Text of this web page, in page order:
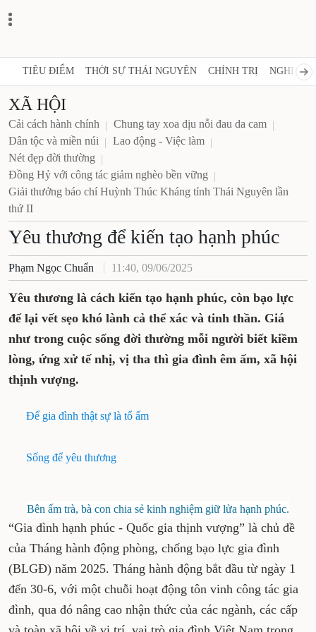
TIÊU ĐIỂM THỜI SỰ THÁI NGUYÊN CHÍNH TRỊ NGHỊ
XÃ HỘI
Cải cách hành chính
Chung tay xoa dịu nỗi đau da cam
Dân tộc và miền núi
Lao động - Việc làm
Nét đẹp đời thường
Đồng Hỷ với công tác giảm nghèo bền vững
Giải thưởng báo chí Huỳnh Thúc Kháng tỉnh Thái Nguyên lần
thứ II
Yêu thương để kiến tạo hạnh phúc
Phạm Ngọc Chuẩn 11:40, 09/06/2025
Yêu thương là cách kiến tạo hạnh phúc, còn bạo lực
để lại vết sẹo khó lành cả thể xác và tinh thần. Giá
như trong cuộc sống đời thường mỗi người biết kiềm
lòng, ứng xử tế nhị, vị tha thì gia đình êm ấm, xã hội
thịnh vượng.
Để gia đình thật sự là tổ ấm
Sống để yêu thương
Bên ấm trà, bà con chia sẻ kinh nghiệm giữ lửa hạnh phúc.
“Gia đình hạnh phúc - Quốc gia thịnh vượng” là chủ đề
của Tháng hành động phòng, chống bạo lực gia đình
(BLGĐ) năm 2025. Tháng hành động bắt đầu từ ngày 1
đến 30-6, với một chuỗi hoạt động tôn vinh công tác gia
đình, qua đó nâng cao nhận thức của các ngành, các cấp